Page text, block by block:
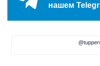
нашем